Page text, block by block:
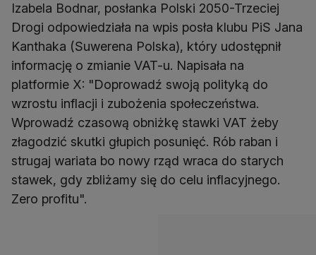
Izabela Bodnar, posłanka Polski 2050-Trzeciej
Drogi odpowiedziała na wpis posła klubu PiS Jana
Kanthaka (Suwerena Polska), który udostępnił
informację o zmianie VAT-u. Napisała na
platformie X: "Doprowadź swoją polityką do
wzrostu inflacji i zubożenia społeczeństwa.
Wprowadź czasową obniżkę stawki VAT żeby
złagodzić skutki głupich posunięć. Rób raban i
strugaj wariata bo nowy rząd wraca do starych
stawek, gdy zbliżamy się do celu inflacyjnego.
Zero profitu".